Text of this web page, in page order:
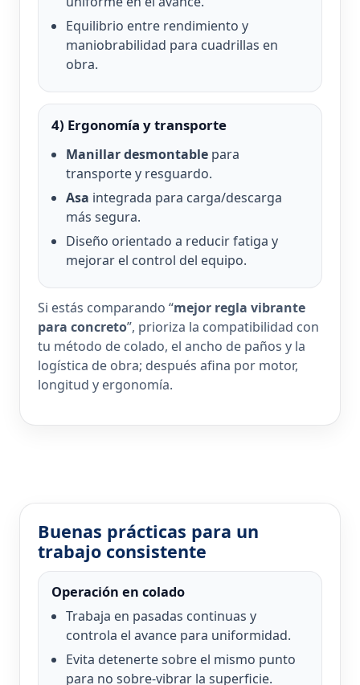
Equilibrio entre rendimiento y
maniobrabilidad para cuadrillas en
obra.
4) Ergonomía y transporte
Manillar desmontable para
transporte y resguardo.
Asa integrada para carga/descarga
más segura.
Diseño orientado a reducir fatiga y
mejorar el control del equipo.
Si estás comparando “mejor regla vibrante
para concreto”, prioriza la compatibilidad con
tu método de colado, el ancho de paños y la
logística de obra; después afina por motor,
longitud y ergonomía.
Buenas prácticas para un
trabajo consistente
Operación en colado
Trabaja en pasadas continuas y
controla el avance para uniformidad.
Evita detenerte sobre el mismo punto
para no sobre-vibrar la superficie.